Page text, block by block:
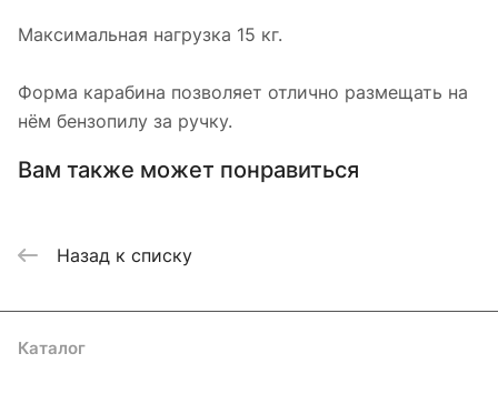
Максимальная нагрузка 15 кг.
Форма карабина позволяет отлично размещать на
нём бензопилу за ручку.
Вам также может понравиться
Назад к списку
Каталог